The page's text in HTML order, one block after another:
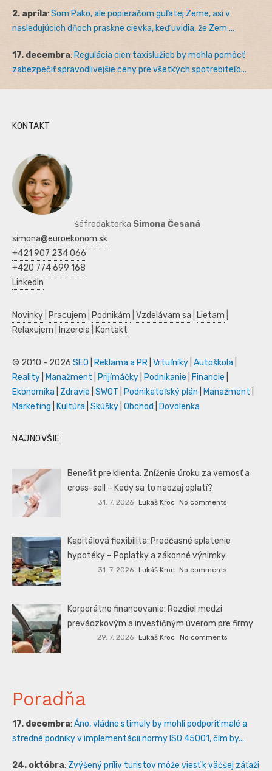
2. apríla: Som Pako, ale popieračom guľatej Zeme, asi v
nasledujúcich dňoch praskne cievka, keď uvidia, že Zem ...
17. decembra: Regulácia cien taxislužieb by mohla pomôcť
zabezpečiť spravodlivejšie ceny pre všetkých spotrebiteľo...
KONTAKT
šéfredaktorka Simona Česaná
simona@euroekonom.sk
+421 907 234 066
+420 774 699 168
LinkedIn
Novinky Pracujem Podnikám Vzdelávam sa Lietam
Relaxujem
Inzercia Kontakt
© 2010 - 2026 SEO Reklama a PR Vrtuľníky Autoškola
Reality
Manažment Prijímáčky Podnikanie Financie
Ekonomika
Zdravie SWOT Podnikateľský plán Manažment
Marketing
Kultúra Skúšky Obchod Dovolenka
NAJNOVŠIE
Benefit pre klienta: Zníženie úroku za vernosť a
cross-sell – Kedy sa to naozaj oplatí?
31. 7. 2026 Lukáš Kroc No comments
Kapitálová flexibilita: Predčasné splatenie
hypotéky – Poplatky a zákonné výnimky
31. 7. 2026 Lukáš Kroc No comments
Korporátne financovanie: Rozdiel medzi
prevádzkovým a investičným úverom pre firmy
29. 7. 2026 Lukáš Kroc No comments
Poradňa
17. decembra: Áno, vládne stimuly by mohli podporiť malé a
stredné podniky v implementácii normy ISO 45001, čím by...
24. októbra: Zvýšený príliv turistov môže viesť k väčšej záťaži